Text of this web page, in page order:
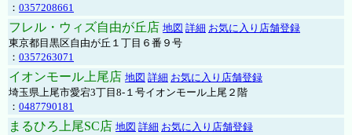
： 0357208661
フレル・ウィズ自由が丘店 地図 詳細 お気に入り店舗登録
東京都目黒区自由が丘１丁目６番９号
： 0357263071
イオンモール上尾店 地図 詳細 お気に入り店舗登録
埼玉県上尾市愛宕3丁目8-１号イオンモール上尾２階
： 0487790181
まるひろ上尾SC店 地図 詳細 お気に入り店舗登録